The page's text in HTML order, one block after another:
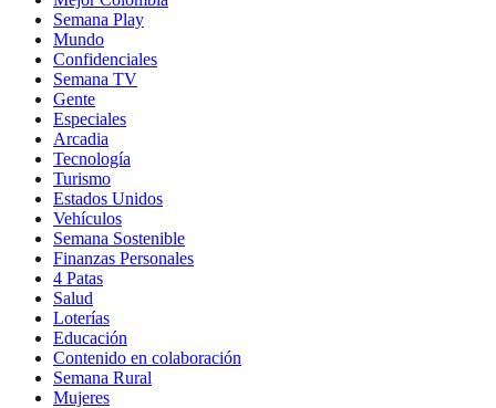
Semana Play
Mundo
Confidenciales
Semana TV
Gente
Especiales
Arcadia
Tecnología
Turismo
Estados Unidos
Vehículos
Semana Sostenible
Finanzas Personales
4 Patas
Salud
Loterías
Educación
Contenido en colaboración
Semana Rural
Mujeres